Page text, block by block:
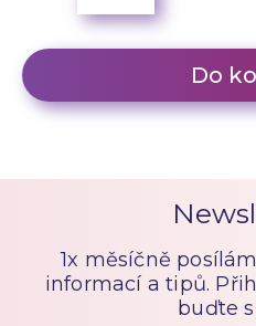
Do
1x měsíčně
informací a tipů.
buďte